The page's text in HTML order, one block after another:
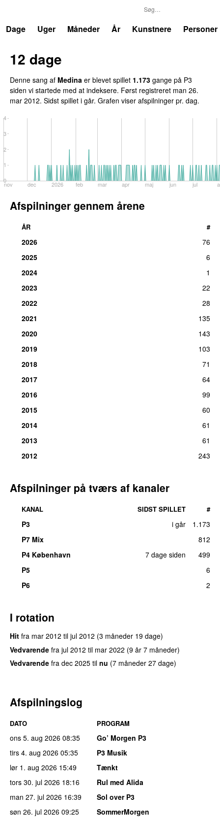
Dage
Uger Måneder År Kunstnere Personer
12 dage
Denne sang af Medina er blevet spillet 1.173 gange på P3
siden vi startede med at indeksere. Først registreret man 26.
mar 2012. Sidst spillet i går. Grafen viser afspilninger pr. dag.
nov dec 2026 feb mar apr maj jun jul
0
1
2
3
4
Afspilninger gennem årene
ÅR #
2026
76
2025
6
2024
1
2023
22
2022
28
2021
135
2020
143
2019
103
2018
71
2017
64
2016
99
2015
60
2014
61
2013
61
2012
243
Afspilninger på tværs af kanaler
KANAL SIDST SPILLET #
P3 i går
1.173
P7 Mix
812
P4 København
7 dage siden
499
P5
6
P6
2
I rotation
Hit fra mar 2012 til jul 2012 (3 måneder 19 dage)
Vedvarende fra jul 2012 til mar 2022 (9 år 7 måneder)
Vedvarende fra dec 2025 til nu (7 måneder 27 dage)
Afspilningslog
DATO PROGRAM
ons 5. aug 2026 08:35
Go’ Morgen P3
tirs 4. aug 2026 05:35
P3 Musik
lør 1. aug 2026 15:49
Tænkt
tors 30. jul 2026 18:16
Rul med Alida
man 27. jul 2026 16:39
Sol over P3
søn 26. jul 2026 09:25
SommerMorgen